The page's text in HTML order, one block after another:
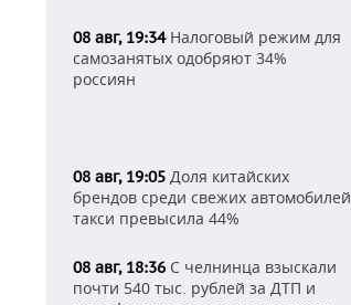
08 авг, 19:34Налоговый режим для
самозанятых одобряют 34%
россиян
08 авг, 19:05 Доля китайских
брендов среди свежих автомобилей
такси превысила 44%
08 авг, 18:36 С челнинца взыскали
почти 540 тыс. рублей за ДТП и